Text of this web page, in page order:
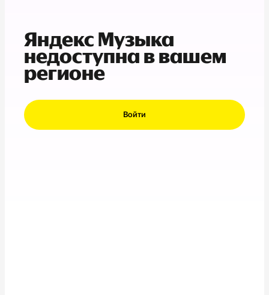
Яндекс Музыка
недоступна в вашем
регионе
Войти